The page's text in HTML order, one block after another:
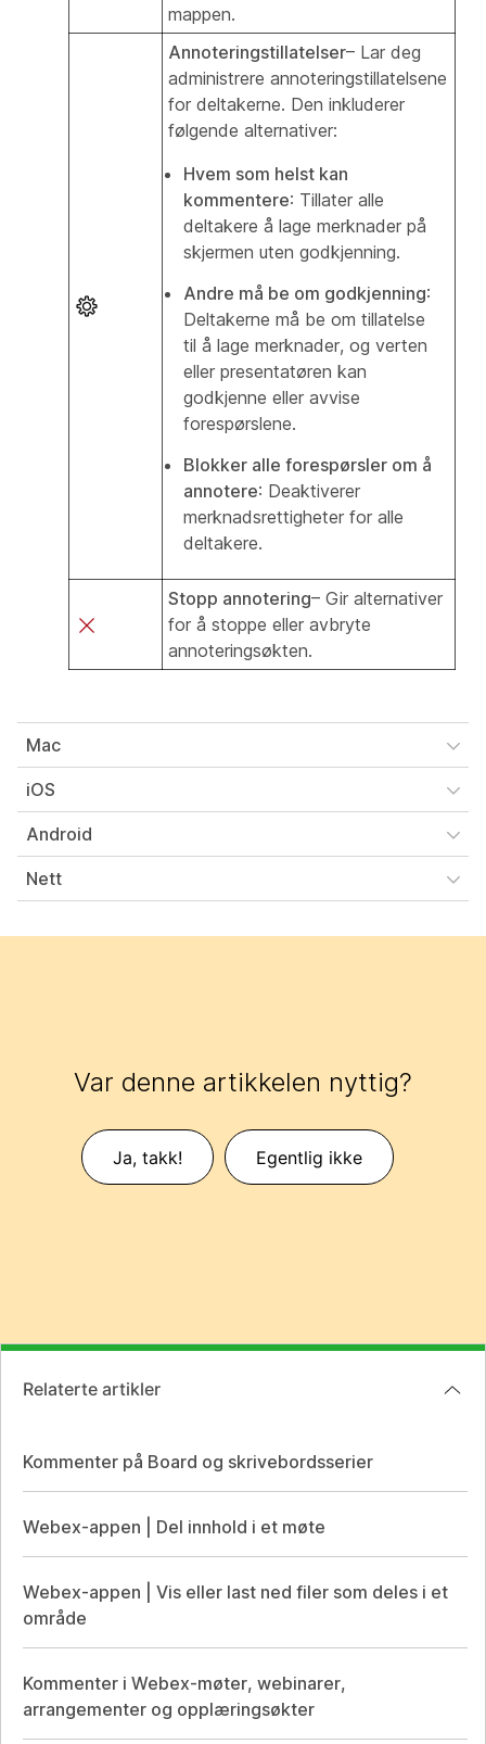
mappen.
Annoteringstillatelser– Lar deg
administrere annoteringstillatelsene
for deltakerne. Den inkluderer
følgende alternativer:
Hvem som helst kan
kommentere: Tillater alle
deltakere å lage merknader på
skjermen uten godkjenning.
Andre må be om godkjenning:
Deltakerne må be om tillatelse
til å lage merknader, og verten
eller presentatøren kan
godkjenne eller avvise
forespørslene.
Blokker alle forespørsler om å
annotere: Deaktiverer
merknadsrettigheter for alle
deltakere.
Stopp annotering– Gir alternativer
for å stoppe eller avbryte
annoteringsøkten.
Mac
iOS
Android
Nett
Var denne artikkelen nyttig?
Ja, takk! Egentlig ikke
Relaterte artikler
Kommenter på Board og skrivebordsserier
Webex-appen | Del innhold i et møte
Webex-appen | Vis eller last ned filer som deles i et
område
Kommenter i Webex-møter, webinarer,
arrangementer og opplæringsøkter